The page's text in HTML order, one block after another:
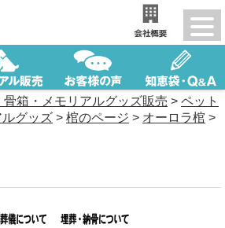
箱・メモリアルグッズ販売 > ペット
グッズ > 棺のページ > オーロラ棺 >